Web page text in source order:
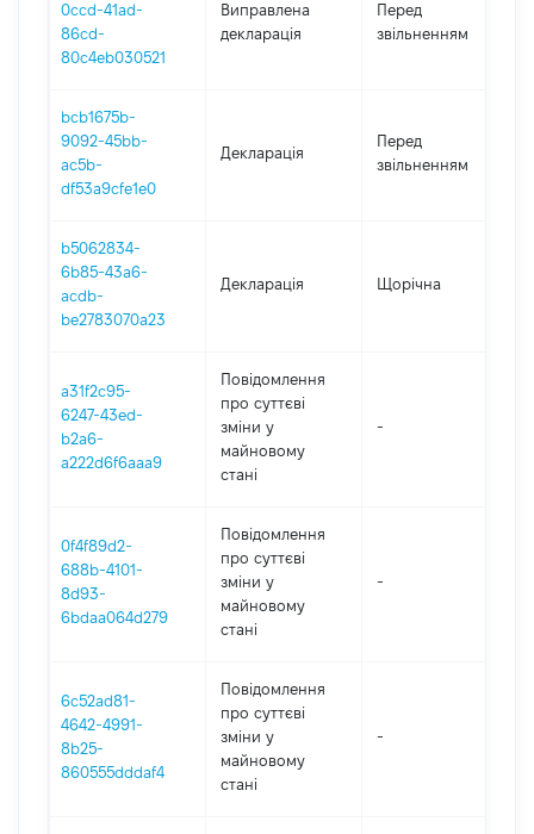
0ccd-41ad-
86cd-
80c4eb030521
Виправлена
декларація
Перед
звільненням
bcb1675b-
9092-45bb-
ac5b-
df53a9cfe1e0
Декларація
Перед
звільненням
b5062834-
6b85-43a6-
acdb-
be2783070a23
Декларація Щорічна
a31f2c95-
6247-43ed-
b2a6-
a222d6f6aaa9
Повідомлення
про суттєві
зміни y
майновому
стані
-
0f4f89d2-
688b-4101-
8d93-
6bdaa064d279
Повідомлення
про суттєві
зміни y
майновому
стані
-
6c52ad81-
4642-4991-
8b25-
860555dddaf4
Повідомлення
про суттєві
зміни y
майновому
стані
-